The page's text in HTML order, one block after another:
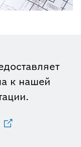
к нашей